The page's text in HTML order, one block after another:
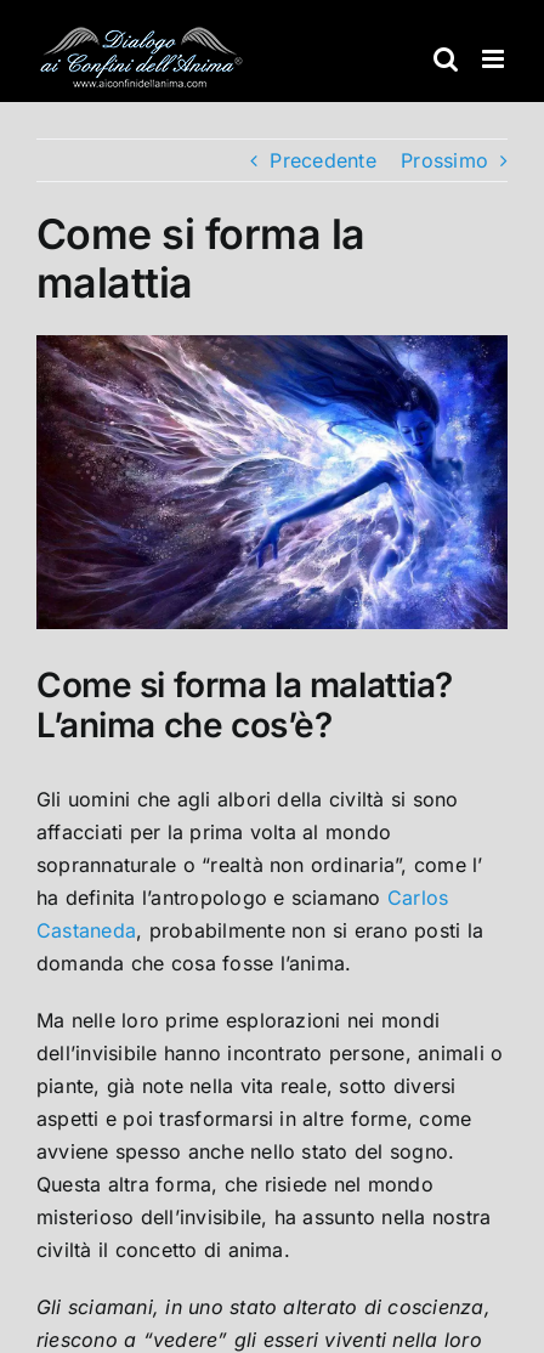
contenuto
Precedente Prossimo
Come si forma la
malattia
Come si forma la malattia?
L’anima che cos’è?
Gli uomini che agli albori della civiltà si sono
affacciati per la prima volta al mondo
soprannaturale o “realtà non ordinaria”, come l’
ha definita l’antropologo e sciamano Carlos
Castaneda, probabilmente non si erano posti la
domanda che cosa fosse l’anima.
Ma nelle loro prime esplorazioni nei mondi
dell’invisibile hanno incontrato persone, animali o
piante, già note nella vita reale, sotto diversi
aspetti e poi trasformarsi in altre forme, come
avviene spesso anche nello stato del sogno.
Questa altra forma, che risiede nel mondo
misterioso dell’invisibile, ha assunto nella nostra
civiltà il concetto di anima.
Gli sciamani, in uno stato alterato di coscienza,
riescono a “vedere” gli esseri viventi nella loro